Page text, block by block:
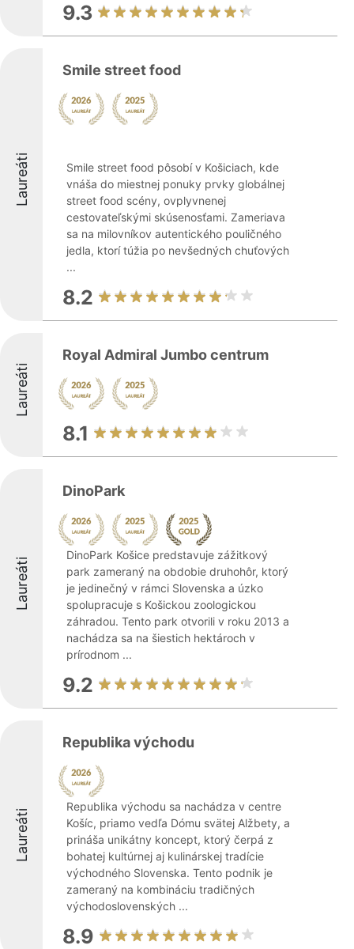
9.3
Laureáti
Smile street food
Smile street food pôsobí v Košiciach, kde
vnáša do miestnej ponuky prvky globálnej
street food scény, ovplyvnenej
cestovateľskými skúsenosťami. Zameriava
sa na milovníkov autentického pouličného
jedla, ktorí túžia po nevšedných chuťových
...
8.2
Laureáti
Royal Admiral Jumbo centrum
8.1
Laureáti
DinoPark
DinoPark Košice predstavuje zážitkový
park zameraný na obdobie druhohôr, ktorý
je jedinečný v rámci Slovenska a úzko
spolupracuje s Košickou zoologickou
záhradou. Tento park otvorili v roku 2013 a
nachádza sa na šiestich hektároch v
prírodnom ...
9.2
Laureáti
Republika východu
Republika východu sa nachádza v centre
Košíc, priamo vedľa Dómu svätej Alžbety, a
prináša unikátny koncept, ktorý čerpá z
bohatej kultúrnej aj kulinárskej tradície
východného Slovenska. Tento podnik je
zameraný na kombináciu tradičných
východoslovenských ...
8.9